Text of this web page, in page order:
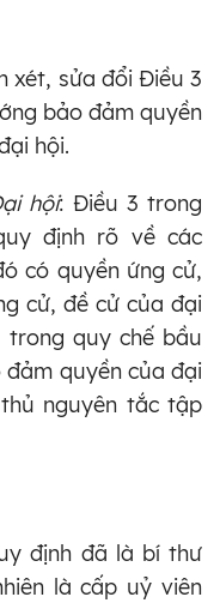
xét, sửa đổi Điều 3
bảo đảm quyền
hội.
hội: Điều 3 trong
định rõ về các
có quyền ứng cử,
cử, đề cử của đại
trong quy chế bầu
quyền của đại
nguyên tắc tập
định đã là bí thư
là cấp uỷ viên